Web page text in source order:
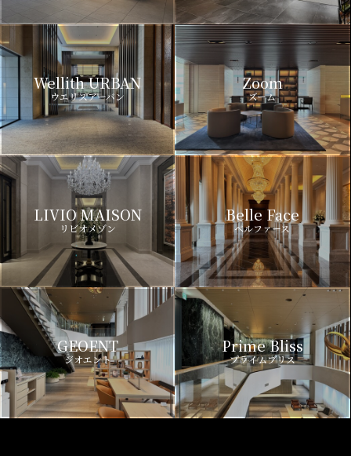
Wellith URBAN
ウエリスアーバン
Zoom
ズーム
LIVIO MAISON
リビオメゾン
Belle Face
ベルファース
GEOENT
ジオエント
Prime Bliss
プライムブリス